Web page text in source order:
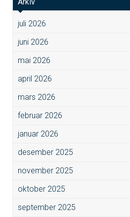
juli 2026
juni 2026
mai 2026
april 2026
mars 2026
februar 2026
januar 2026
desember 2025
november 2025
oktober 2025
september 2025